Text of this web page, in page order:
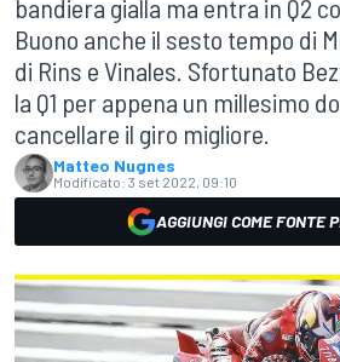
bandiera gialla ma entra in Q2
Buono anche il sesto tempo di
di Rins e Vinales. Sfortunato
la Q1 per appena un millesimo
cancellare il giro migliore.
Matteo Nugnes
Modificato: 3 set 2022, 09:10
AGGIUNGI COME FONTE